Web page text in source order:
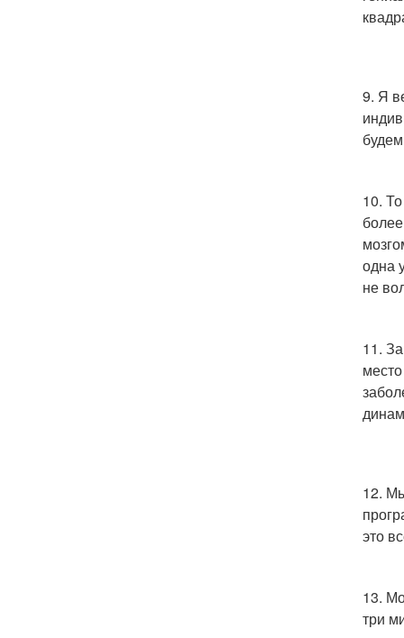
9. Я
10.
одна
не
11.
12.
это
13.
три